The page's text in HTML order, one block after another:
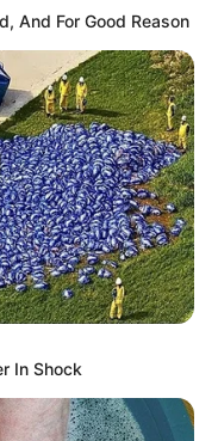
And For Good Reason
In Shock